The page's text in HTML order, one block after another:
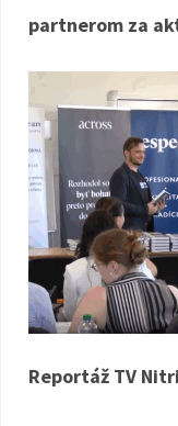
partnerom za
Reportáž TV